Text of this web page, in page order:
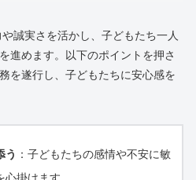
誠実さを活かし、子どもたち一人
進めます。以下のポイントを押さ
を遂行し、子どもたちに安心感を
う ：子どもたちの感情や不安に敏